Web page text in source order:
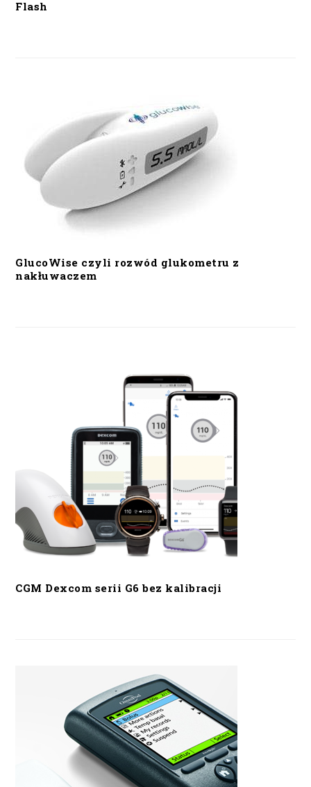
Flash
GlucoWise czyli rozwód glukometru z
nakłuwaczem
CGM Dexcom serii G6 bez kalibracji